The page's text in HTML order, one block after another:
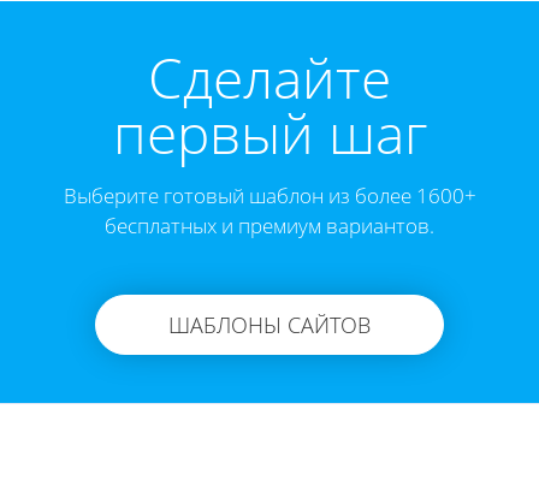
Cделайте
первый шаг
Выберите готовый шаблон из более 1600+
бесплатных и премиум вариантов.
ШАБЛОНЫ САЙТОВ